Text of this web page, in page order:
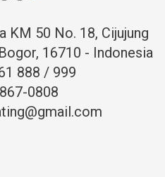
KM 50 No. 18, Cijujung
16710 - Indonesia
888 / 999
0808